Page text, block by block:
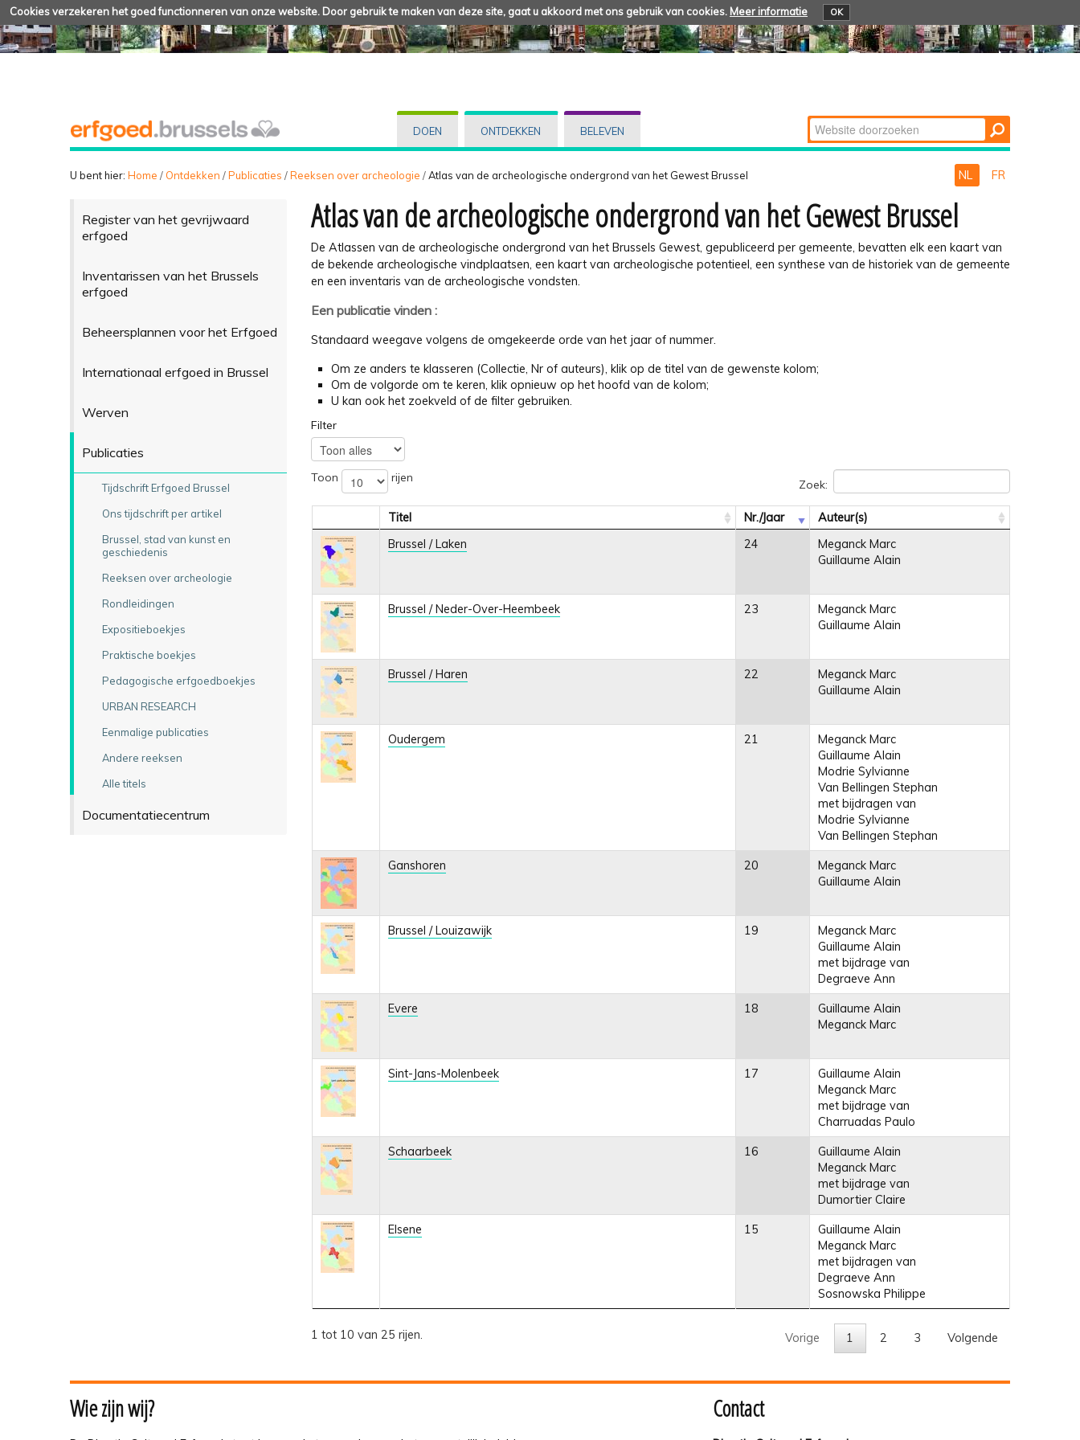
Cookies verzekeren het goed functionneren van onze website. Door gebruik te maken van deze site, gaat u akkoord met ons gebruik van cookies. Meer informatie OK
DOEN ONTDEKKEN BELEVEN Zoek
Geavanceerd
U bent hier: Home / Ontdekken /Publicaties /Reeksen over archeologie /Atlas van de archeologische ondergrond van het Gewest Brussel NL FR
Register van het gevrijwaard
erfgoed
Inventarissen van het Brussels
erfgoed
Beheersplannen voor het Erfgoed
Internationaal erfgoed in Brussel
Werven
Publicaties
Tijdschrift Erfgoed Brussel
Ons tijdschrift per artikel
Brussel, stad van kunst en
geschiedenis
Reeksen over archeologie
Rondleidingen
Expositieboekjes
Praktische boekjes
Pedagogische erfgoedboekjes
URBAN RESEARCH
Eenmalige publicaties
Andere reeksen
Alle titels
Documentatiecentrum
Atlas van de archeologische ondergrond van het Gewest Brussel
De Atlassen van de archeologische ondergrond van het Brussels Gewest, gepubliceerd per gemeente, bevatten elk een kaart van
de bekende archeologische vindplaatsen, een kaart van archeologische potentieel, een synthese van de historiek van de gemeente
en een inventaris van de archeologische vondsten.
Een publicatie vinden :
Standaard weegave volgens de omgekeerde orde van het jaar of nummer.
Om ze anders te klasseren (Collectie, Nr of auteurs), klik op de titel van de gewenste kolom;
Om de volgorde om te keren, klik opnieuw op het hoofd van de kolom;
U kan ook het zoekveld of de filter gebruiken.
Filter
Toon rijen Zoek:
Titel Nr./Jaar
Auteur(s)
Brussel / Laken
24
Meganck Marc
Guillaume Alain
Brussel / Neder-Over-Heembeek 23
Meganck Marc
Guillaume Alain
Brussel / Haren 22
Meganck Marc
Guillaume Alain
Oudergem 21
Meganck Marc
Guillaume Alain
Modrie Sylvianne
Van Bellingen Stephan
met bijdragen van
Modrie Sylvianne
Van Bellingen Stephan
Ganshoren 20
Meganck Marc
Guillaume Alain
Brussel / Louizawijk 19
Meganck Marc
Guillaume Alain
met bijdrage van
Degraeve Ann
Evere 18
Guillaume Alain
Meganck Marc
Sint-Jans-Molenbeek 17
Guillaume Alain
Meganck Marc
met bijdrage van
Charruadas Paulo
Schaarbeek 16
Guillaume Alain
Meganck Marc
met bijdrage van
Dumortier Claire
Elsene 15
Guillaume Alain
Meganck Marc
met bijdragen van
Degraeve Ann
Sosnowska Philippe
1 tot 10 van 25 rijen. Vorige 1 2 3 Volgende
Wie zijn wij? Contact